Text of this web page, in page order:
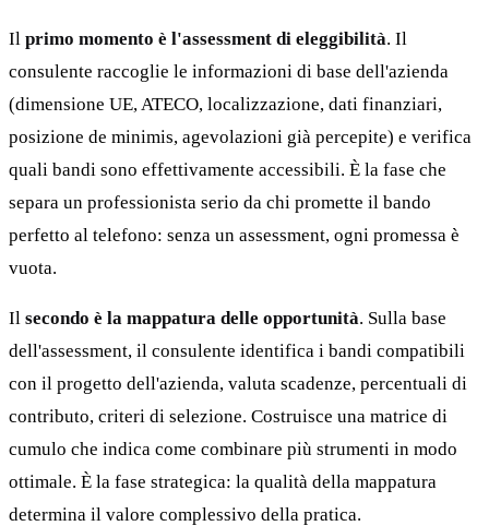
Il primo momento è l'assessment di eleggibilità. Il
consulente raccoglie le informazioni di base dell'azienda
(dimensione UE, ATECO, localizzazione, dati finanziari,
posizione de minimis, agevolazioni già percepite) e verifica
quali bandi sono effettivamente accessibili. È la fase che
separa un professionista serio da chi promette il bando
perfetto al telefono: senza un assessment, ogni promessa è
vuota.
Il secondo è la mappatura delle opportunità. Sulla base
dell'assessment, il consulente identifica i bandi compatibili
con il progetto dell'azienda, valuta scadenze, percentuali di
contributo, criteri di selezione. Costruisce una matrice di
cumulo che indica come combinare più strumenti in modo
ottimale. È la fase strategica: la qualità della mappatura
determina il valore complessivo della pratica.